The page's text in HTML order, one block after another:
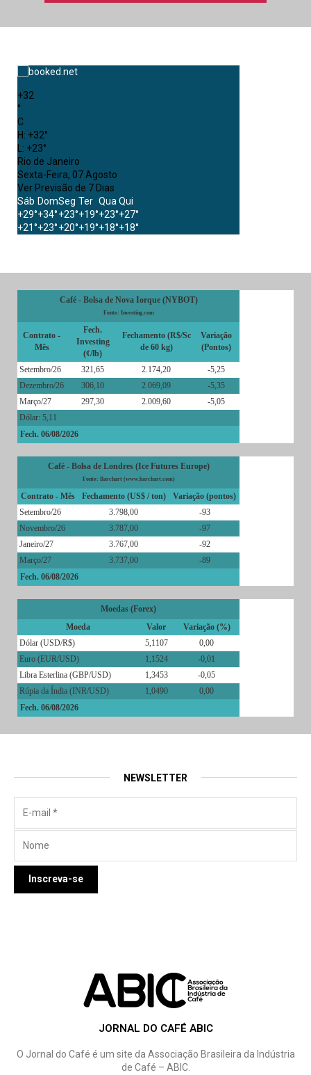
+32
°
C
H: +32°
L: +23°
Rio de Janeiro
Sexta-Feira, 07 Agosto
Ver Previsão de 7 Dias
Sáb DomSeg Ter Qua Qui
+29°+34°+23°+19°+23°+27°
+21°+23°+20°+19°+18°+18°
Café - Bolsa de Nova Iorque (NYBOT)
Fonte: Investing.com
Contrato -
Mês
Fech.
Investing
(¢/lb)
Fechamento (R$/Sc
de 60 kg)
Variação
(Pontos)
Setembro/26 321,65 2.174,20
-5,25
Dezembro/26
306,10 2.069,09
-5,35
Março/27
297,30 2.009,60
-5,05
Dólar: 5,11
Fech. 06/08/2026
Café - Bolsa de Londres (Ice Futures Europe)
Fonte: Barchart (www.barchart.com)
Contrato - Mês Fechamento (US$ / ton)
Variação (pontos)
Setembro/26
3.798,00
-93
Novembro/26
3.787,00
-97
Janeiro/27
3.767,00
-92
Março/27
3.737,00
-89
Fech. 06/08/2026
Moedas (Forex)
Moeda
Valor
Variação (%)
Dólar (USD/R$)
5,1107
0,00
Euro (EUR/USD)
1,1524
-0,01
Libra Esterlina (GBP/USD)
1,3453
-0,05
Rúpia da Índia (INR/USD)
1,0490
0,00
Fech. 06/08/2026
NEWSLETTER
JORNAL DO CAFÉ ABIC
O Jornal do Café é um site da Associação Brasileira da Indústria
de Café – ABIC.